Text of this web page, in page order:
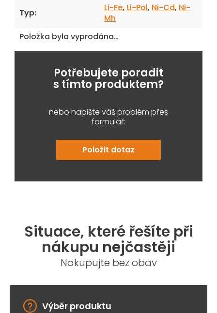
Typ: Li-Fe, Li-Pol, Ni-Cd, Ni-
Mh
Položka byla vyprodána…
Potřebujete poradit
s tímto produktem?
nebo napište váš problém přes
formulář:
Položit dotaz
Situace, které řešíte při
nákupu nejčastěji
Nakupujte bez obav
Výběr produktu